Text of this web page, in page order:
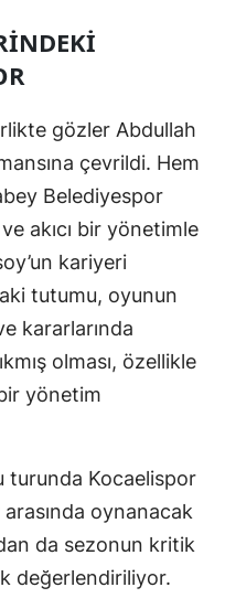
Yalova
Karabük
Kilis
Osmaniye
gözler Abdullah
çevrildi. Hem
Belediyespor
akıcı bir yönetimle
kariyeri
tutumu, oyunun
kararlarında
olması, özellikle
yönetim
turunda Kocaelispor
oynanacak
da sezonun kritik
değerlendiriliyor.